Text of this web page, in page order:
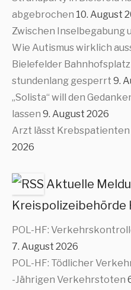
abgebrochen 10. August
Zwischen Inselbegabung
Wie Autismus wirklich
Bielefelder
stundenlang gesperrt 9.
„Solista“ will den
lassen 9. August 2026
Arzt lässt Krebspatienten
2026
Aktuelle
Kreispolizeibehörde
POL-HF:
7. August 2026
POL-HF: Tödlicher
-Jährigen Verkehrstoten